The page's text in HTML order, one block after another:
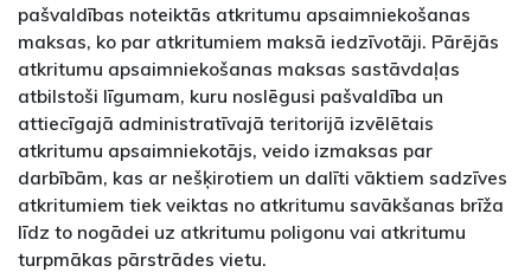
pašvaldības noteiktās atkritumu apsaimniekošanas
maksas, ko par atkritumiem maksā iedzīvotāji. Pārējās
atkritumu apsaimniekošanas maksas sastāvdaļas
atbilstoši līgumam, kuru noslēgusi pašvaldība un
attiecīgajā administratīvajā teritorijā izvēlētais
atkritumu apsaimniekotājs, veido izmaksas par
darbībām, kas ar nešķirotiem un dalīti vāktiem sadzīves
atkritumiem tiek veiktas no atkritumu savākšanas brīža
līdz to nogādei uz atkritumu poligonu vai atkritumu
turpmākas pārstrādes vietu.